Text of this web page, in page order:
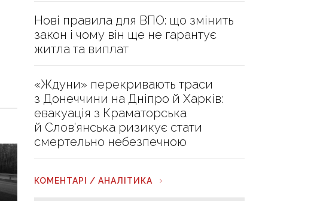
Нові правила для ВПО: що змінить
закон і чому він ще не гарантує
житла та виплат
«Ждуни» перекривають траси
з Донеччини на Дніпро й Харків:
евакуація з Краматорська
й Слов’янська ризикує стати
смертельно небезпечною
КОМЕНТАРІ / АНАЛІТИКА